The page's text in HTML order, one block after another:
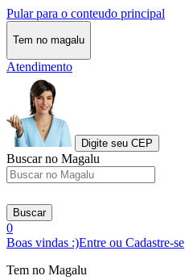
Pular para o conteudo principal
Tem no magalu
Atendimento
Digite seu CEP
Buscar no Magalu
Buscar
0
Boas vindas :)Entre ou Cadastre-se
Tem no Magalu